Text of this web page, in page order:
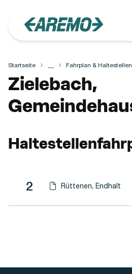
Startseite ... Fahrplan & Haltestellen
Haltestelle
Zielebach,
Linie Richtung
Linie
2 Haltestellen-PDF
Rüttenen, Endhalt
(Öffnet in einen neuen